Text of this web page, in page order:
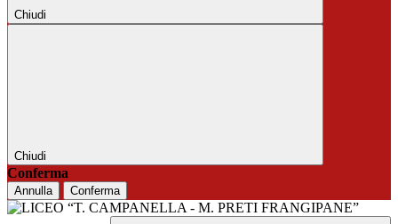
Chiudi
Chiudi
Conferma
Annulla Conferma